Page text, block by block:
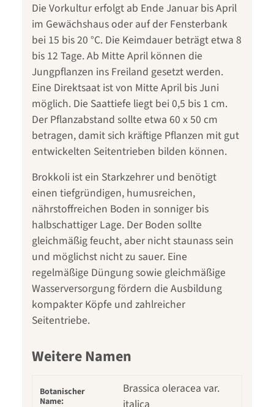
Die Vorkultur erfolgt ab Ende Januar bis April
im Gewächshaus oder auf der Fensterbank
bei 15 bis 20 °C. Die Keimdauer beträgt etwa 8
bis 12 Tage. Ab Mitte April können die
Jungpflanzen ins Freiland gesetzt werden.
Eine Direktsaat ist von Mitte April bis Juni
möglich. Die Saattiefe liegt bei 0,5 bis 1 cm.
Der Pflanzabstand sollte etwa 60 x 50 cm
betragen, damit sich kräftige Pflanzen mit gut
entwickelten Seitentrieben bilden können.
Brokkoli ist ein Starkzehrer und benötigt
einen tiefgründigen, humusreichen,
nährstoffreichen Boden in sonniger bis
halbschattiger Lage. Der Boden sollte
gleichmäßig feucht, aber nicht staunass sein
und möglichst nicht zu sauer. Eine
regelmäßige Düngung sowie gleichmäßige
Wasserversorgung fördern die Ausbildung
kompakter Köpfe und zahlreicher
Seitentriebe.
Weitere Namen
Botanischer
Name:
Brassica oleracea var.